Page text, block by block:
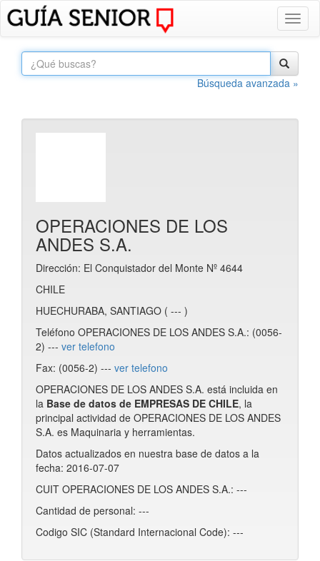
Búsqueda avanzada »
OPERACIONES DE LOS
ANDES S.A.
Dirección: El Conquistador del Monte Nº 4644
CHILE
HUECHURABA, SANTIAGO ( --- )
Teléfono OPERACIONES DE LOS ANDES S.A.: (0056-
2) --- ver telefono
Fax: (0056-2) --- ver telefono
OPERACIONES DE LOS ANDES S.A. está incluida en
la Base de datos de EMPRESAS DE CHILE, la
principal actividad de OPERACIONES DE LOS ANDES
S.A. es Maquinaria y herramientas.
Datos actualizados en nuestra base de datos a la
fecha: 2016-07-07
CUIT OPERACIONES DE LOS ANDES S.A.: ---
Cantidad de personal: ---
Codigo SIC (Standard Internacional Code): ---